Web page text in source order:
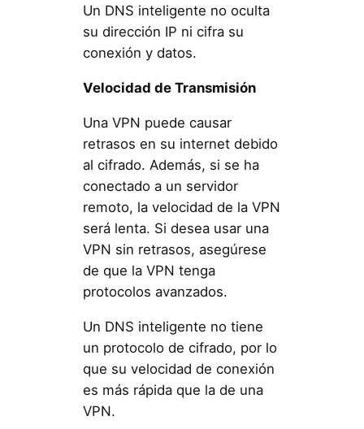
Un DNS inteligente no oculta
su dirección IP ni cifra su
conexión y datos.
Velocidad de Transmisión
Una VPN puede causar
retrasos en su internet debido
al cifrado. Además, si se ha
conectado a un servidor
remoto, la velocidad de la VPN
será lenta. Si desea usar una
VPN sin retrasos, asegúrese
de que la VPN tenga
protocolos avanzados.
Un DNS inteligente no tiene
un protocolo de cifrado, por lo
que su velocidad de conexión
es más rápida que la de una
VPN.